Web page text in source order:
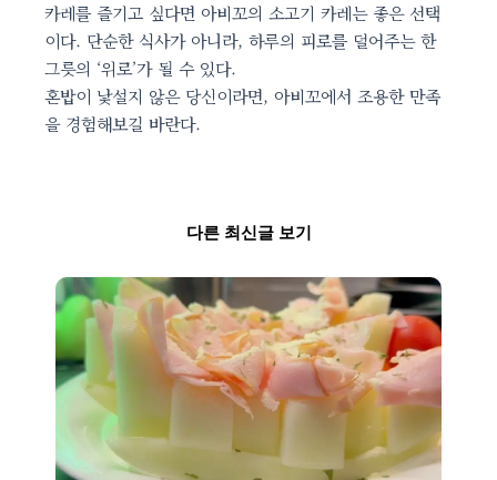
카레를 즐기고 싶다면 아비꼬의 소고기 카레는 좋은 선택
이다. 단순한 식사가 아니라, 하루의 피로를 덜어주는 한
그릇의 ‘위로’가 될 수 있다.
혼밥이 낯설지 않은 당신이라면, 아비꼬에서 조용한 만족
을 경험해보길 바란다.
다른 최신글 보기
Page PagePagePagePage